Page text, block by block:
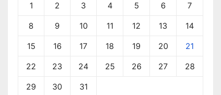
1 2 3 4 5 6 7
8 9 10 11 12 13 14
15 16 17 18 19 20 21
22 23 24 25 26 27 28
29 30 31